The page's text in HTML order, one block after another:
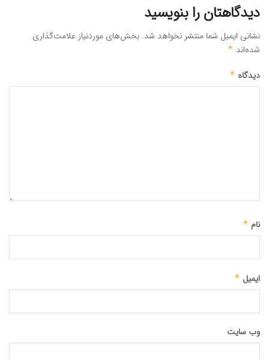
دیدگاهتان را بنویسید
نشانی ایمیل شما منتشر نخواهد شد. بخش‌های موردنیاز علامت‌گذاری
شده‌اند *
دیدگاه *
نام *
ایمیل *
وب‌ سایت